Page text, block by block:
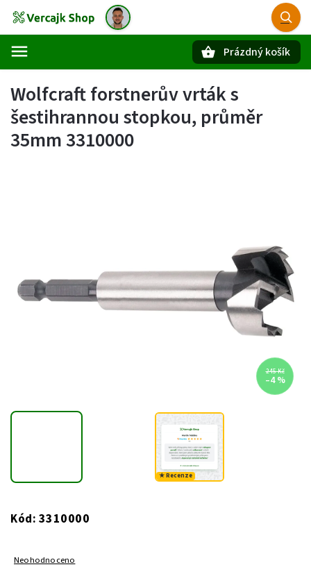
Prázdný košík
Wolfcraft forstnerův vrták s
šestihrannou stopkou, průměr
35mm 3310000
245 Kč
–4 %
★ Recenze
Kód: 3310000
Neohodnoceno